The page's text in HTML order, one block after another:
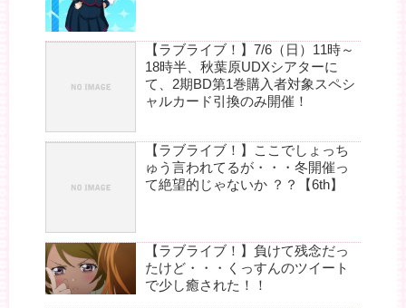
【ラブライブ！】7/6（日）11時～
18時半、秋葉原UDXシアターに
て、2期BD第1巻購入者対象スペシ
ャルカード引換のみ開催！
【ラブライブ！】ここでしょっち
ゅう言われてるが・・・冬開催っ
て絶望的じゃないか ？？【6th】
【ラブライブ！】負けて残念だっ
たけど・・・くっすんのツイート
で少し癒された！！